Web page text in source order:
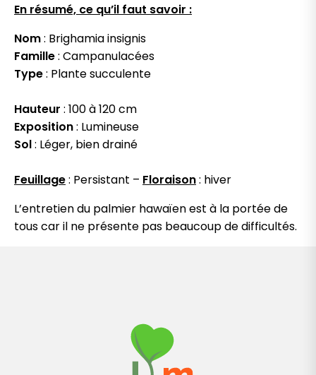
En résumé, ce qu’il faut savoir :
Nom: Brighamia insignis
Famille: Campanulacées
Type: Plante succulente
Hauteur : 100 à 120 cm
Exposition: Lumineuse
Sol: Léger, bien drainé
Feuillage: Persistant – Floraison: hiver
L’entretien du palmier hawaïen est à la portée de
tous car il ne présente pas beaucoup de difficultés.